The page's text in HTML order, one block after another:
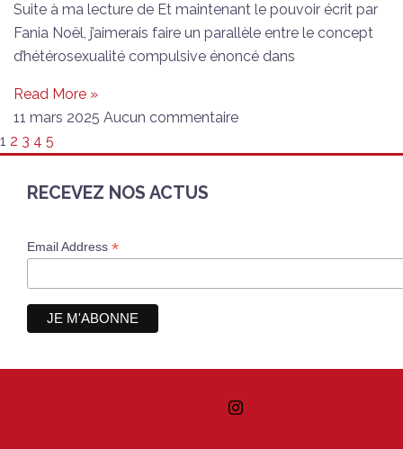
Suite à ma lecture de Et maintenant le pouvoir écrit par
Fania Noël, j’aimerais faire un parallèle entre le concept
d’hétérosexualité compulsive énoncé dans
Read More »
11 mars 2025 Aucun commentaire
1 2 3 4 5
RECEVEZ NOS ACTUS
Email Address *